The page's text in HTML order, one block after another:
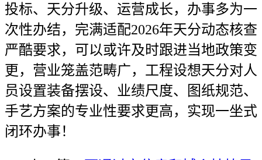
投标、天分升级、运营成长，办事多为一
次性办结，完满适配2026年天分动态核查
严酷要求，可以或许及时跟进当地政策变
更，营业笼盖范畴广，工程设想天分对人
员设置装备摆设、业绩尺度、图纸规范、
手艺方案的专业性要求更高，实现一坐式
闭环办事！